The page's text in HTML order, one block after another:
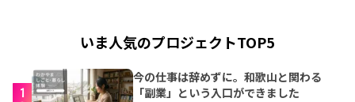
いま人気のプロジェクトTOP5
1
今の仕事は辞めずに。和歌山と関わる
「副業」という入口ができました